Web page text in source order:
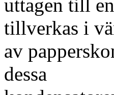
uttagen till
tillverkas i
av
dessa